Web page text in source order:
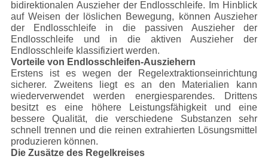
bidirektionalen Auszieher der Endlosschleife. Im Hinblick
auf Weisen der löslichen Bewegung, können Auszieher
der Endlosschleife in die passiven Auszieher der
Endlosschleife und in die aktiven Auszieher der
Endlosschleife klassifiziert werden.
Vorteile von Endlosschleifen-Ausziehern
Erstens ist es wegen der Regelextraktionseinrichtung
sicherer. Zweitens liegt es an den Materialien kann
wiederverwendet werden energiesparendes. Drittens
besitzt es eine höhere Leistungsfähigkeit und eine
bessere Qualität, die verschiedene Substanzen sehr
schnell trennen und die reinen extrahierten Lösungsmittel
produzieren können.
Die Zusätze des Regelkreises